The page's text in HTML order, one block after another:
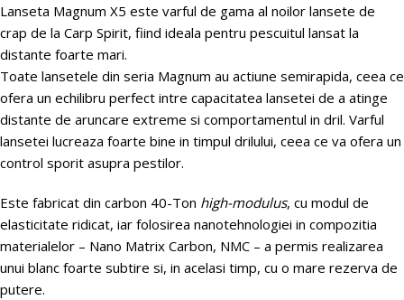
Lanseta Magnum X5 este varful de gama al noilor lansete de
crap de la Carp Spirit, fiind ideala pentru pescuitul lansat la
distante foarte mari.
Toate lansetele din seria Magnum au actiune semirapida, ceea ce
ofera un echilibru perfect intre capacitatea lansetei de a atinge
distante de aruncare extreme si comportamentul in dril. Varful
lansetei lucreaza foarte bine in timpul drilului, ceea ce va ofera un
control sporit asupra pestilor.
Este fabricat din carbon 40-Ton high-modulus, cu modul de
elasticitate ridicat, iar folosirea nanotehnologiei in compozitia
materialelor – Nano Matrix Carbon, NMC – a permis realizarea
unui blanc foarte subtire si, in acelasi timp, cu o mare rezerva de
putere.